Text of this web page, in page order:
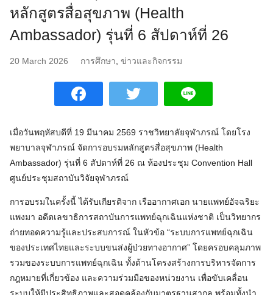
หลักสูตรสื่อสุขภาพ (Health
Ambassador) รุ่นที่ 6 สัปดาห์ที่ 26
20 March 2026 การศึกษา ข่าวและกิจกรรม
เมื่อวันพฤหัสบดีที่ 19 มีนาคม 2569 ราชวิทยาลัยจุฬาภรณ์ โดยโรง
พยาบาลจุฬาภรณ์ จัดการอบรมหลักสูตรสื่อสุขภาพ (Health
Ambassador) รุ่นที่ 6 สัปดาห์ที่ 26 ณ ห้องประชุม Convention Hall
ศูนย์ประชุมสถาบันวิจัยจุฬาภรณ์
การอบรมในครั้งนี้ ได้รับเกียรติจาก เรืออากาศเอก นายแพทย์อัจฉริยะ
แพงมา อดีตเลขาธิการสถาบันการแพทย์ฉุกเฉินแห่งชาติ เป็นวิทยากร
ถ่ายทอดความรู้และประสบการณ์ ในหัวข้อ “ระบบการแพทย์ฉุกเฉิน
ของประเทศไทยและระบบขนส่งผู้ป่วยทางอากาศ” โดยครอบคลุมภาพ
รวมของระบบการแพทย์ฉุกเฉิน ทั้งด้านโครงสร้างการบริหารจัดการ
กฎหมายที่เกี่ยวข้อง และความร่วมมือของหน่วยงาน เพื่อขับเคลื่อน